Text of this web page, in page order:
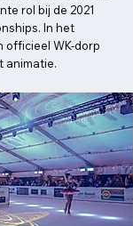
rol bij de 2021
In het
officieel WK-dorp
animatie.